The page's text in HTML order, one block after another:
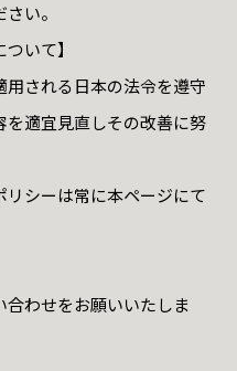
い。
いて】
される日本の法令を遵守
を適宜見直しその改善に努
シーは常に本ページにて
合わせをお願いいたしま